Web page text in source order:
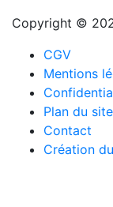
Copyright ©
CGV
Mentions
Plan du site
Contact
Création